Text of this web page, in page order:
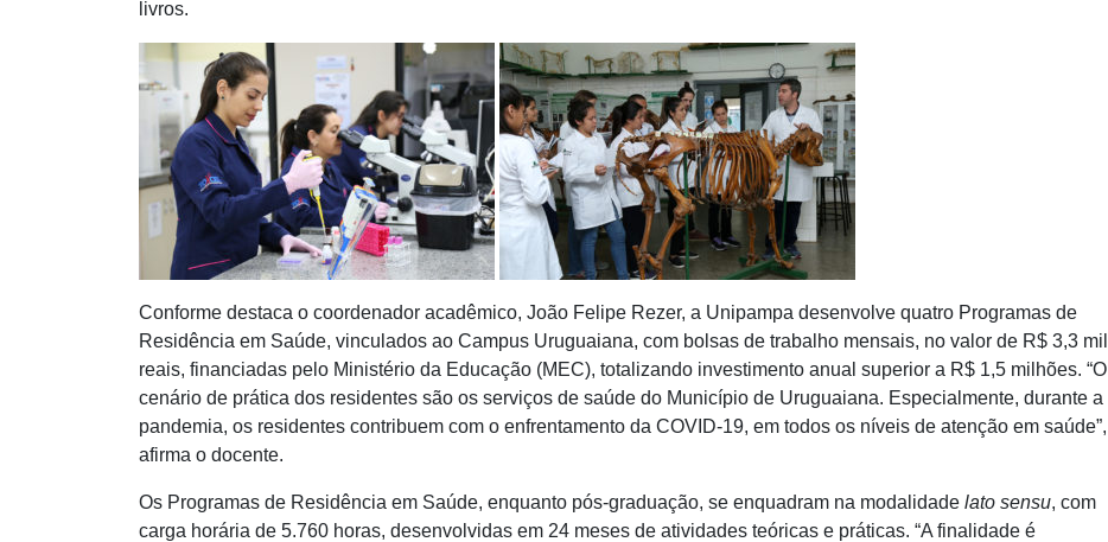
livros.
Conforme destaca o coordenador acadêmico, João Felipe Rezer, a Unipampa desenvolve quatro Programas de
Residência em Saúde, vinculados ao Campus Uruguaiana, com bolsas de trabalho mensais, no valor de R$ 3,3 mil
reais, financiadas pelo Ministério da Educação (MEC), totalizando investimento anual superior a R$ 1,5 milhões. “O
cenário de prática dos residentes são os serviços de saúde do Município de Uruguaiana. Especialmente, durante a
pandemia, os residentes contribuem com o enfrentamento da COVID-19, em todos os níveis de atenção em saúde”,
afirma o docente.
Os Programas de Residência em Saúde, enquanto pós-graduação, se enquadram na modalidade lato sensu, com
carga horária de 5.760 horas, desenvolvidas em 24 meses de atividades teóricas e práticas. “A finalidade é